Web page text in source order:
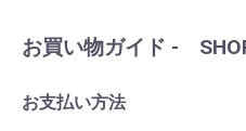
お買い物ガイド -
お支払い方法